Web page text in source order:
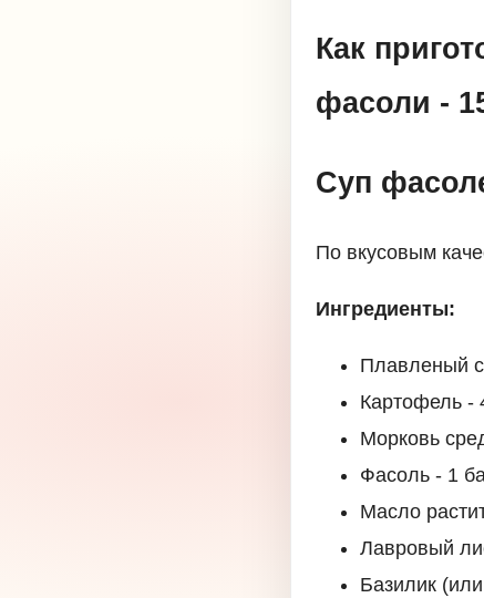
Как
фасоли -
Суп
По вкусовым
Ингредиенты:
Плавленый
Картофель -
Морковь
Фасоль - 1
Масло
Лавровый
Базилик